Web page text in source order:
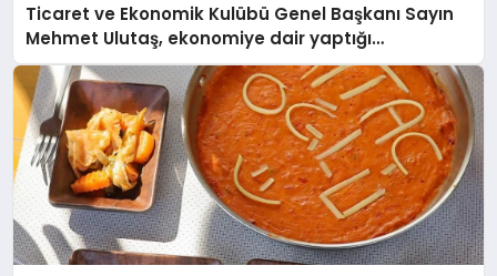
Ticaret ve Ekonomik Kulübü Genel Başkanı Sayın
Mehmet Ulutaş, ekonomiye dair yaptığı
açıklamada şunları kaydetti: